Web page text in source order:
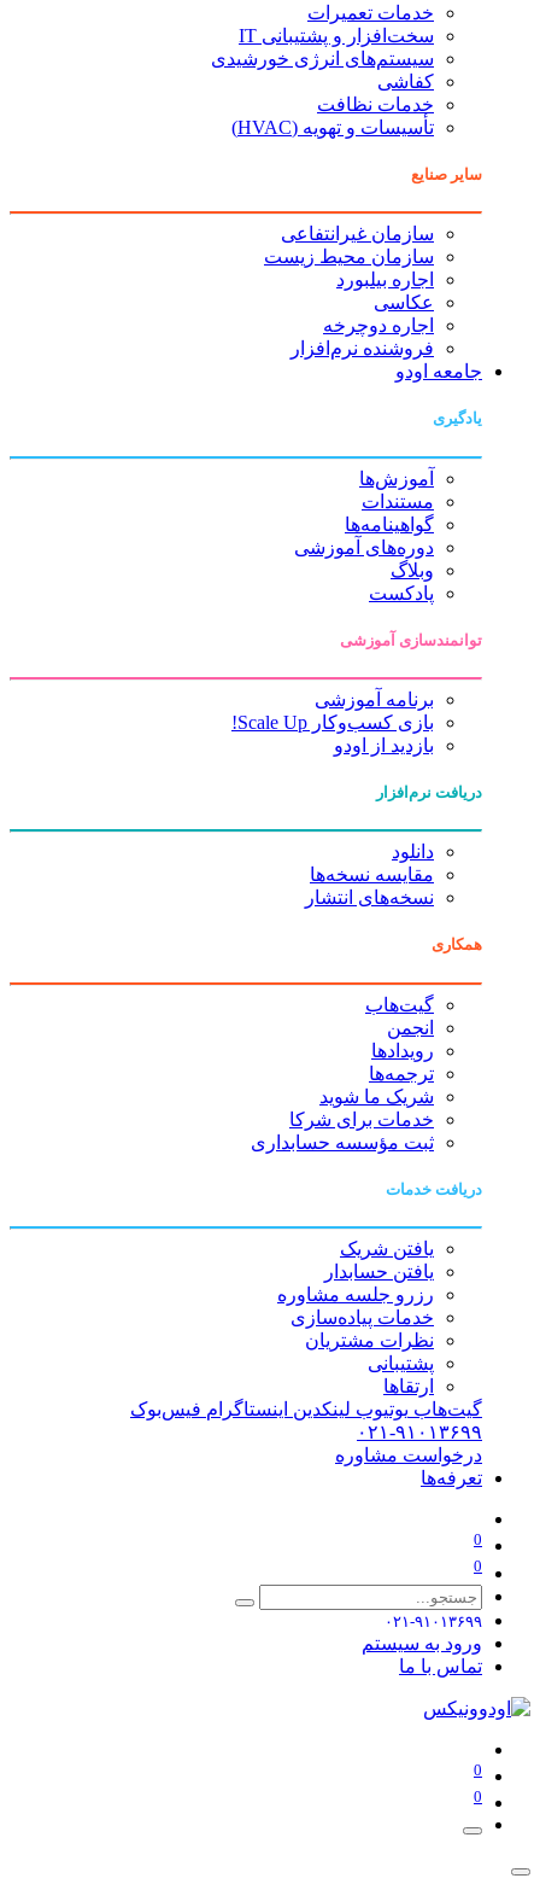
خدمات تعمیرات
سخت‌افزار و پشتیبانی IT
سیستم‌های انرژی خورشیدی
کفاشی
خدمات نظافت
تأسیسات و تهویه (HVAC)
سایر صنایع
سازمان غیرانتفاعی
سازمان محیط زیست
اجاره بیلبورد
عکاسی
اجاره دوچرخه
فروشنده نرم‌افزار
جامعه اودو
یادگیری
آموزش‌ها
مستندات
گواهینامه‌ها
دوره‌های آموزشی
وبلاگ
پادکست
توانمندسازی آموزشی
برنامه آموزشی
بازی کسب‌وکار Scale Up!
بازدید از اودو
دریافت نرم‌افزار
دانلود
مقایسه نسخه‌ها
نسخه‌های انتشار
همکاری
گیت‌هاب
انجمن
رویدادها
ترجمه‌ها
شریک ما شوید
خدمات برای شرکا
ثبت مؤسسه حسابداری
دریافت خدمات
یافتن شریک
یافتن حسابدار
رزرو جلسه مشاوره
خدمات پیاده‌سازی
نظرات مشتریان
پشتیبانی
ارتقاها
گیت‌هاب یوتیوب لینکدین اینستاگرام فیس‌بوک
۰۲۱-۹۱۰۱۳۶۹۹
درخواست مشاوره
تعرفه‌ها
0
0
۰۲۱-۹۱۰۱۳۶۹۹
ورود به سیستم
تماس با ما
0
0